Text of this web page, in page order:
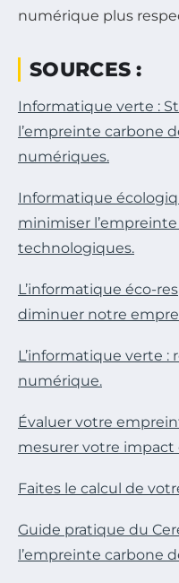
numérique plus
SOURCES :
Informatique verte :
l’empreinte carbone
numériques.
Informatique
minimiser
technologiques.
L’informatique éco-
diminuer notre
L’informatique verte :
numérique.
Évaluer votre
mesurer votre
Faites le calcul de
Guide pratique du
l’empreinte carbone